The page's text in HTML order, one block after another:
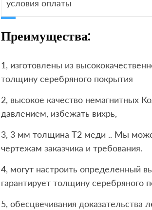
условия оплаты
Преимущества:
1, изготовлены из
толщину серебряного покрытия
2, высокое качество немагнитных
давлением, избежать вихрь,
3, 3 мм толщина T2 меди .. Мы
чертежам заказчика и требования.
4, могут настроить определенный
гарантирует толщину серебряного
5, обесцвечивания доказательства